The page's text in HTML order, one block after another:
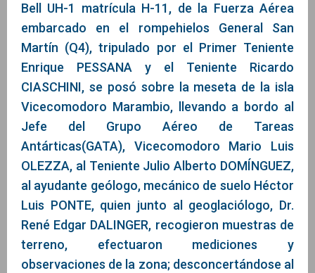
Bell UH-1 matrícula H-11, de la Fuerza Aérea
embarcado en el rompehielos General San
Martín (Q4), tripulado por el Primer Teniente
Enrique PESSANA y el Teniente Ricardo
CIASCHINI, se posó sobre la meseta de la isla
Vicecomodoro Marambio, llevando a bordo al
Jefe del Grupo Aéreo de Tareas
Antárticas(GATA), Vicecomodoro Mario Luis
OLEZZA, al Teniente Julio Alberto DOMÍNGUEZ,
al ayudante geólogo, mecánico de suelo Héctor
Luis PONTE, quien junto al geoglaciólogo, Dr.
René Edgar DALINGER, recogieron muestras de
terreno, efectuaron mediciones y
observaciones de la zona; desconcertándose al